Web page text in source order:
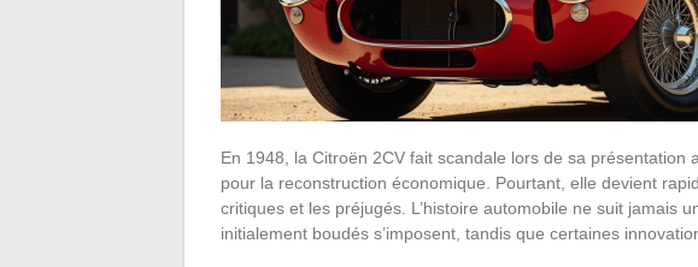
En 1948, la Citroën 2CV fait scandale lors de sa présentation
pour la reconstruction économique. Pourtant, elle devient
critiques et les préjugés. L’histoire automobile ne suit jamais
initialement boudés s’imposent, tandis que certaines